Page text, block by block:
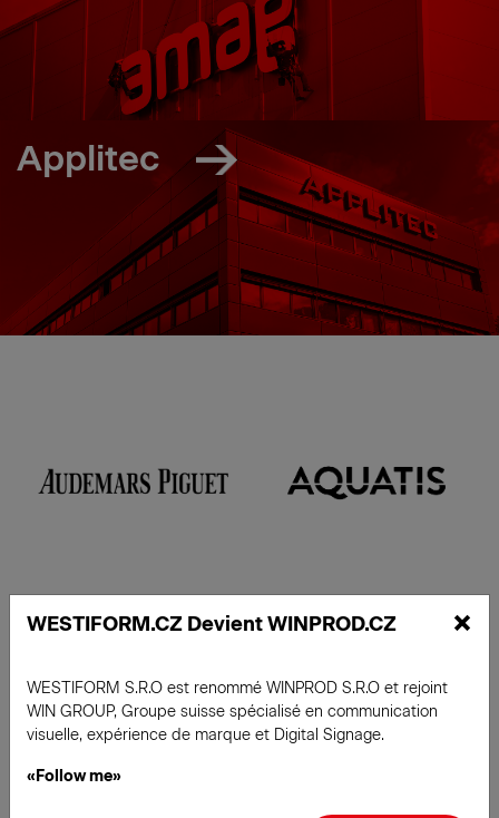
Applitec
En savoir plus
WESTIFORM.CZ Devient WINPROD.CZ ×
WESTIFORM S.R.O est renommé WINPROD S.R.O et rejoint
WIN GROUP, Groupe suisse spécialisé en communication
visuelle, expérience de marque et Digital Signage.
«Follow me»